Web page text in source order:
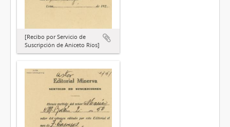
[Recibo por Servicio de
Suscripción de Aniceto Ríos]